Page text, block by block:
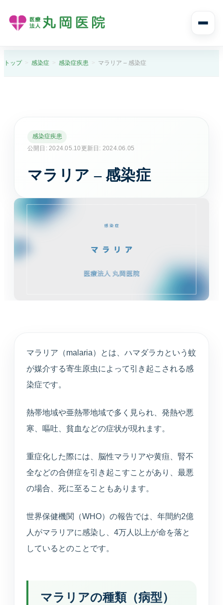
診療案内
消化器内科
循環器内科
月経や更年期など女性特有のお悩みに寄り添いま
体質や生活背景に合わせて漢方治療を提案します。
不安や不眠、ストレスと身体症状を総合的に診ま
アンチエイジング
えます。
健康診断
予防接種
けます。
日本海総合病院・本間病院・こころの医療センター
トップ 感染症 感染症疾患 マラリア – 感染症
感染症疾患
公開日: 2024.05.10更新日: 2024.06.05
マラリア – 感染症
マラリア（malaria）とは、ハマダラカという蚊
が媒介する寄生原虫によって引き起こされる感
染症です。
熱帯地域や亜熱帯地域で多く見られ、発熱や悪
寒、嘔吐、貧血などの症状が現れます。
重症化した際には、脳性マラリアや黄疸、腎不
全などの合併症を引き起こすことがあり、最悪
の場合、死に至ることもあります。
世界保健機関（WHO）の報告では、年間約2億
人がマラリアに感染し、4万人以上が命を落と
しているとのことです。
マラリアの種類（病型）